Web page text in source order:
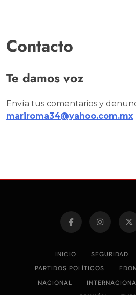
Contacto
Te damos voz
Envía tus comentarios y
mariroma34@yahoo.com.mx
INICIO SEGURIDAD
PARTIDOS POLÍTICOS
NACIONAL